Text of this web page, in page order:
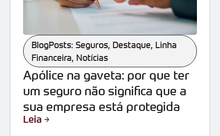
BlogPosts: Seguros, Destaque, Linha
Financeira, Notícias
Apólice na gaveta: por que ter
um seguro não significa que a
sua empresa está protegida
Leia